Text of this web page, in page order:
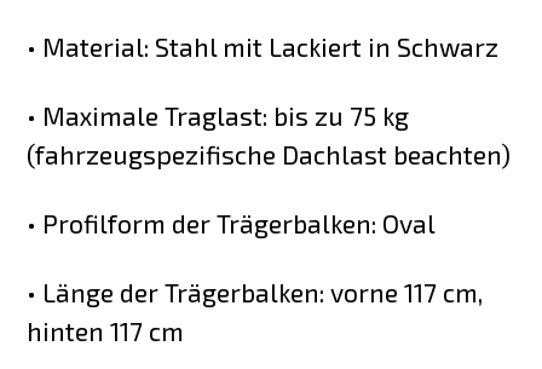
• Material: Stahl mit Lackiert in Schwarz
• Maximale Traglast: bis zu 75 kg
(fahrzeugspezifische Dachlast beachten)
• Profilform der Trägerbalken: Oval
• Länge der Trägerbalken: vorne 117 cm,
hinten 117 cm